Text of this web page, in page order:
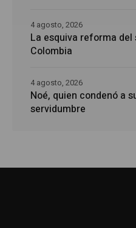
La esquiva reforma
Colombia
4 agosto, 2026
Noé, quien condenó a
servidumbre
4 agosto, 2026